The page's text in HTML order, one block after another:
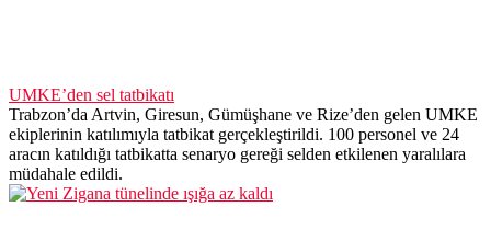
UMKE’den sel tatbikatı
Trabzon’da Artvin, Giresun, Gümüşhane ve Rize’den gelen UMKE
ekiplerinin katılımıyla tatbikat gerçekleştirildi. 100 personel ve 24
aracın katıldığı tatbikatta senaryo gereği selden etkilenen yaralılara
müdahale edildi.